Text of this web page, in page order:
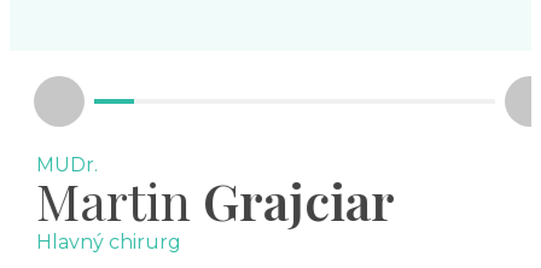
MUDr.
Martin Grajciar
Hlavný chirurg